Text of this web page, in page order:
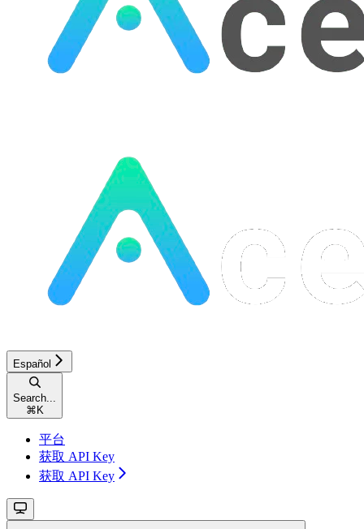
Español
Search...
⌘ K
平台
获取 API Key
获取 API Key